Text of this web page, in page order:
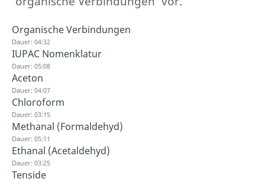
Organische Verbindungen
Dauer: 04:32
IUPAC Nomenklatur
Dauer: 05:08
Aceton
Dauer: 04:07
Chloroform
Dauer: 03:15
Methanal (Formaldehyd)
Dauer: 05:11
Ethanal (Acetaldehyd)
Dauer: 03:25
Tenside